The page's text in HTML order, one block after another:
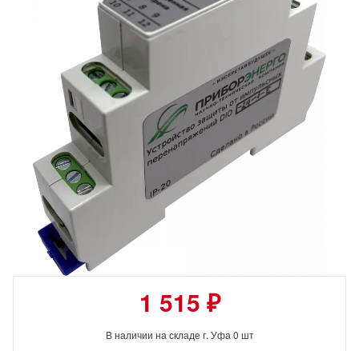
1 515 ₽
В наличии на складе г. Уфа 0 шт